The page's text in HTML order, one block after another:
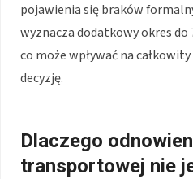
pojawienia się braków
wyznacza dodatkowy okres do
co może wpływać na
decyzję.
Dlaczego
transportowej nie